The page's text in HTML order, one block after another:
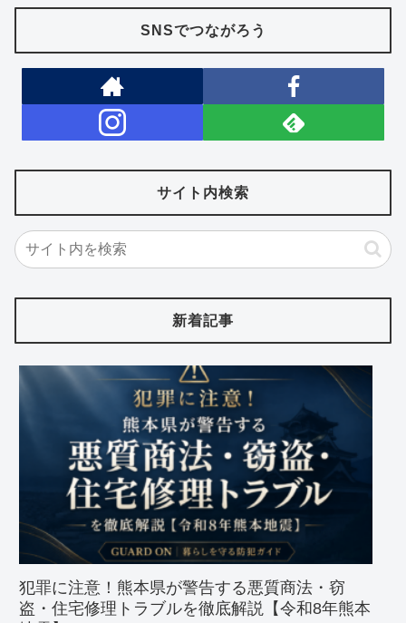
SNSでつながろう
サイト内検索
新着記事
犯罪に注意！熊本県が警告する悪質商法・窃
盗・住宅修理トラブルを徹底解説【令和8年熊本